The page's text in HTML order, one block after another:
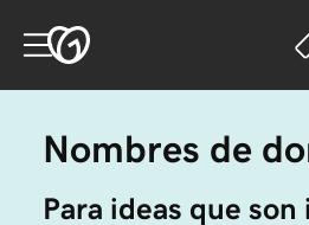
Nombres de
Para ideas que